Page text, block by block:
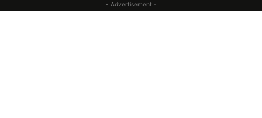
- Advertisement -